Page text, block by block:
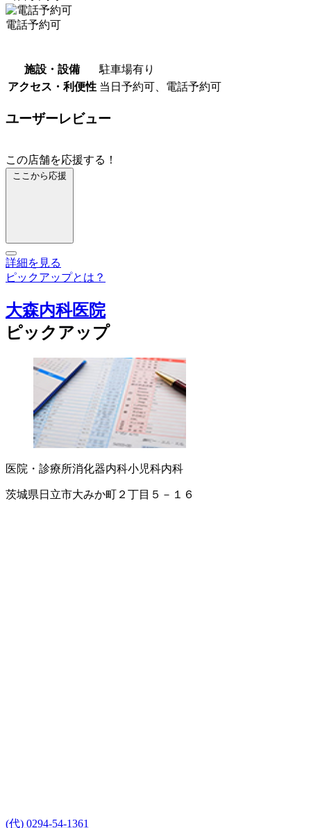
電話予約可
施設・設備
駐車場有り
アクセス・利便性 当日予約可、電話予約可
ユーザーレビュー
この店舗を応援する！
ここから応援
詳細を見る
ピックアップとは？
大森内科医院
ピックアップ
医院・診療所消化器内科小児科内科
茨城県日立市大みか町２丁目５－１６
(代) 0294-54-1361